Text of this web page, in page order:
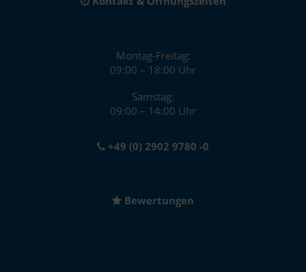
Montag-Freitag:
09:00 – 18:00 Uhr
Samstag:
09:00 – 14:00 Uhr
+49 (0) 2902 9780 -0
Bewertungen